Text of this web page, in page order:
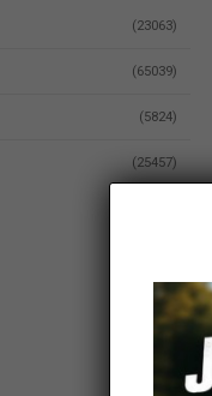
(23063)
(65039)
(5824)
(25457)